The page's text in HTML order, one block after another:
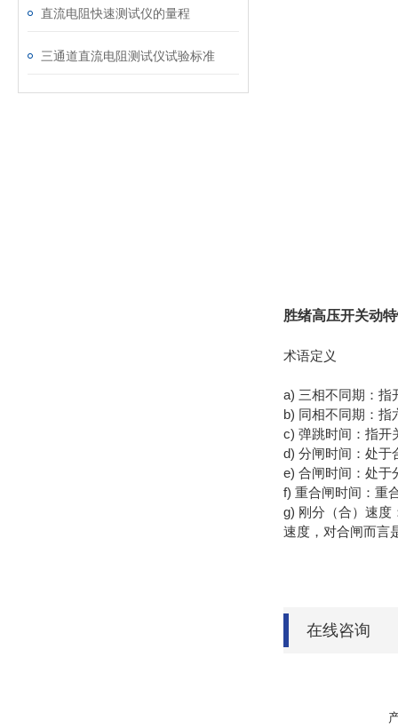
直流电阻快速测试仪的量程
三通道直流电阻测试仪试验标准
胜绪高压开关动
术语定义
a) 三相不同期：指
b) 同相不同期：指
c) 弹跳时间：指开
d) 分闸时间：处于
e) 合闸时间：处于
f) 重合闸时间：重
g) 刚分（合）速度
速度，对合闸而言
在线咨询